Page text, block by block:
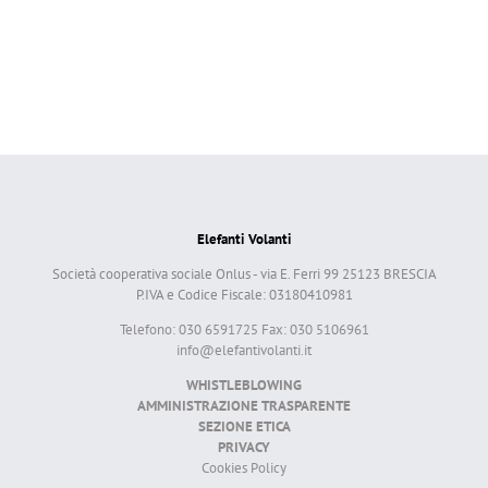
Elefanti Volanti
Società cooperativa sociale Onlus - via E. Ferri 99 25123 BRESCIA
P.IVA e Codice Fiscale: 03180410981
Telefono: 030 6591725 Fax: 030 5106961
info@elefantivolanti.it
WHISTLEBLOWING
AMMINISTRAZIONE TRASPARENTE
SEZIONE ETICA
PRIVACY
Cookies Policy